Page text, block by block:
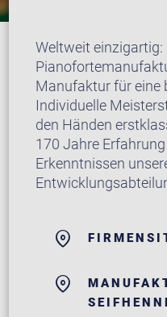
Weltweit einzigartig:
Manufaktur für eine
Individuelle
den Händen
170 Jahre
Erkenntnissen